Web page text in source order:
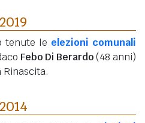
tenute le elezioni comunali
Febo Di Berardo(48 anni)